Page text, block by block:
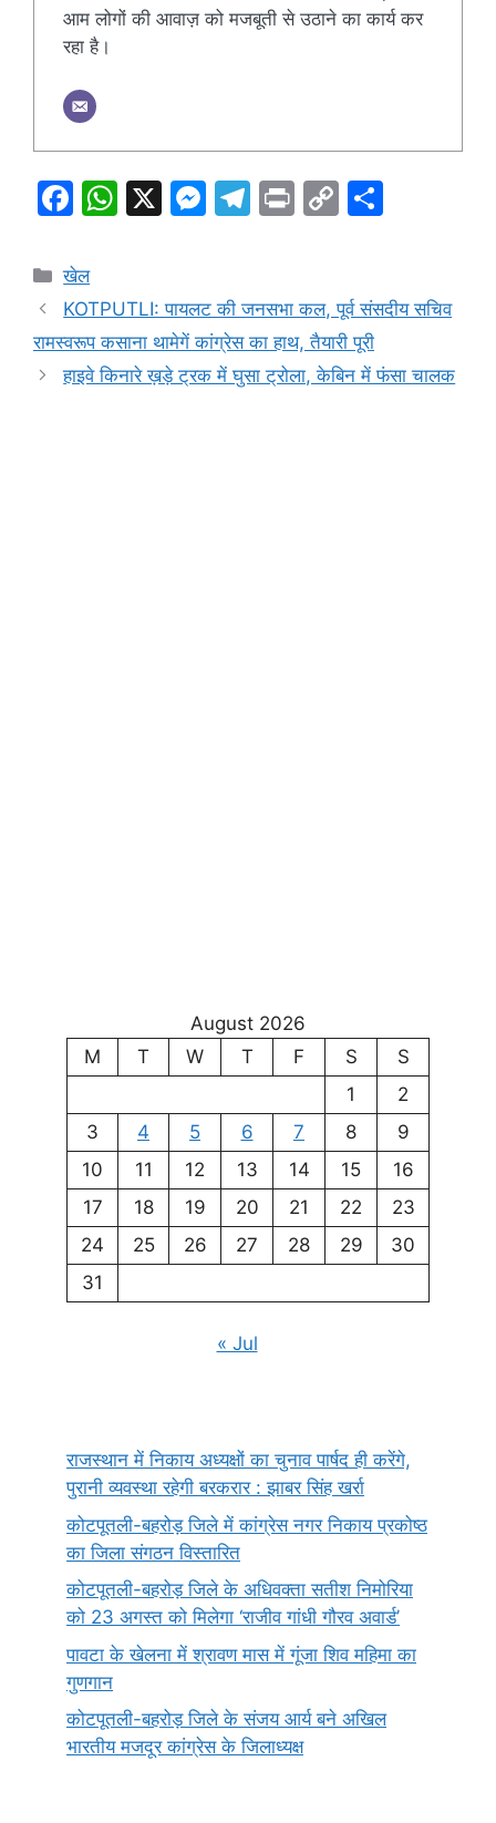
आम लोगों की आवाज़ को मजबूती से उठाने का कार्य कर
रहा है।
F
c
e
b
o
W
s
A
p
X
M
s
e
n
T
gr
a
m
Pr C
y
Li
n
e
Categories
खेल
KOTPUTLI: पायलट की जनसभा कल, पूर्व संसदीय सचिव
रामस्वरूप कसाना थामेगें कांग्रेस का हाथ, तैयारी पूरी
हाइवे किनारे ख़ड़े ट्रक में घुसा ट्रोला, केबिन में फंसा चालक
August 2026
M
T W T F S
S
1
2
3
4 5 6 7 8
9
10
11 12 13 14 15
16
17
18 19 20 21 22
23
24
25 26 27 28 29
30
31
« Jul
राजस्थान में निकाय अध्यक्षों का चुनाव पार्षद ही करेंगे,
पुरानी व्यवस्था रहेगी बरकरार : झाबर सिंह खर्रा
कोटपूतली-बहरोड़ जिले में कांग्रेस नगर निकाय प्रकोष्ठ
का जिला संगठन विस्तारित
कोटपूतली-बहरोड़ जिले के अधिवक्ता सतीश निमोरिया
को 23 अगस्त को मिलेगा ‘राजीव गांधी गौरव अवार्ड’
पावटा के खेलना में श्रावण मास में गूंजा शिव महिमा का
गुणगान
कोटपूतली-बहरोड़ जिले के संजय आर्य बने अखिल
भारतीय मजदूर कांग्रेस के जिलाध्यक्ष